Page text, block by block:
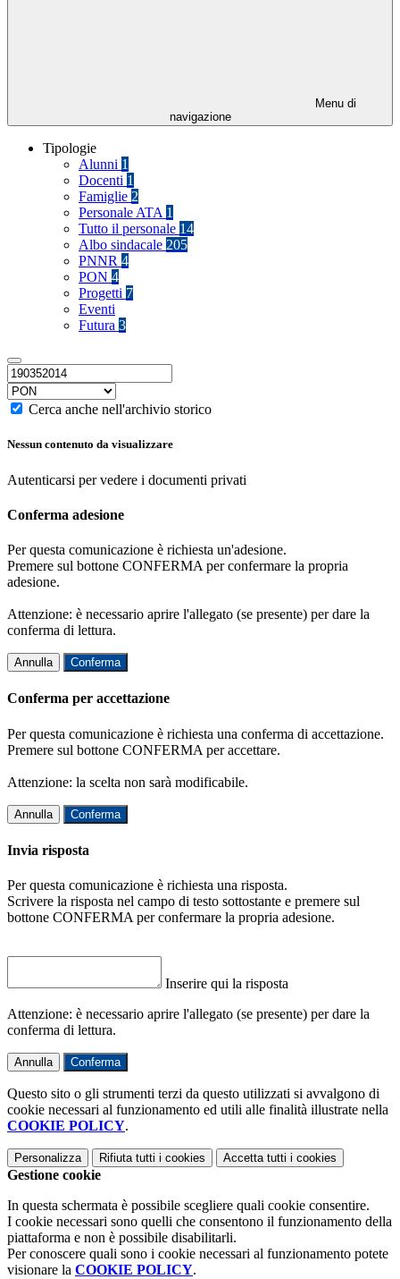
Menu di
navigazione
Tipologie
Alunni 1
Docenti 1
Famiglie 2
Personale ATA 1
Tutto il personale 14
Albo sindacale 205
PNNR 4
PON 4
Progetti 7
Eventi
Futura 3
Cerca anche nell'archivio storico
Nessun contenuto da visualizzare
Autenticarsi per vedere i documenti privati
Conferma adesione
Per questa comunicazione è richiesta un'adesione.
Premere sul bottone CONFERMA per confermare la propria
adesione.
Attenzione: è necessario aprire l'allegato (se presente) per dare la
conferma di lettura.
Annulla Conferma
Conferma per accettazione
Per questa comunicazione è richiesta una conferma di accettazione.
Premere sul bottone CONFERMA per accettare.
Attenzione: la scelta non sarà modificabile.
Annulla Conferma
Invia risposta
Per questa comunicazione è richiesta una risposta.
Scrivere la risposta nel campo di testo sottostante e premere sul
bottone CONFERMA per confermare la propria adesione.
Inserire qui la risposta
Attenzione: è necessario aprire l'allegato (se presente) per dare la
conferma di lettura.
Annulla Conferma
Questo sito o gli strumenti terzi da questo utilizzati si avvalgono di
cookie necessari al funzionamento ed utili alle finalità illustrate nella
COOKIE POLICY.
Personalizza Rifiuta tutti i cookies Accetta tutti i cookies
Gestione cookie
In questa schermata è possibile scegliere quali cookie consentire.
I cookie necessari sono quelli che consentono il funzionamento della
piattaforma e non è possibile disabilitarli.
Per conoscere quali sono i cookie necessari al funzionamento potete
visionare la COOKIE POLICY.